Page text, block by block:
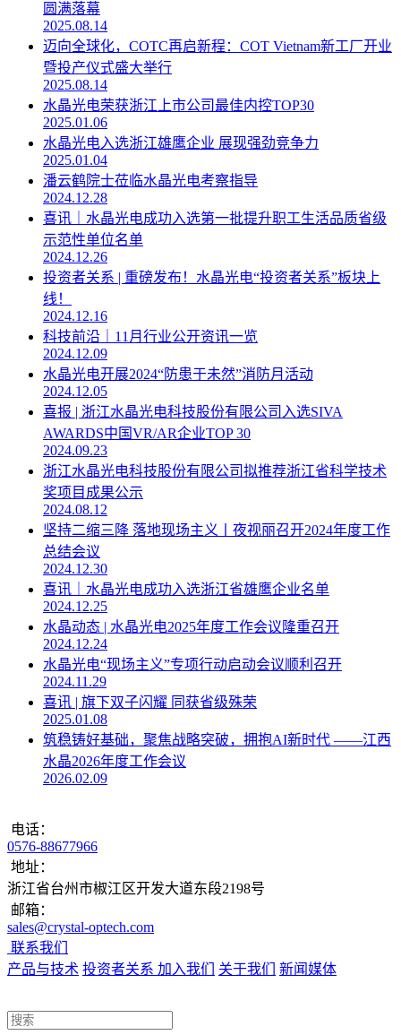
圆满落幕
2025.08.14
迈向全球化，COTC再启新程：COT Vietnam新工厂开业
暨投产仪式盛大举行
2025.08.14
水晶光电荣获浙江上市公司最佳内控TOP30
2025.01.06
水晶光电入选浙江雄鹰企业 展现强劲竞争力
2025.01.04
潘云鹤院士莅临水晶光电考察指导
2024.12.28
喜讯｜水晶光电成功入选第一批提升职工生活品质省级
示范性单位名单
2024.12.26
投资者关系 | 重磅发布！水晶光电“投资者关系”板块上
线！
2024.12.16
科技前沿｜11月行业公开资讯一览
2024.12.09
水晶光电开展2024“防患于未然”消防月活动
2024.12.05
喜报 | 浙江水晶光电科技股份有限公司入选SIVA
AWARDS中国VR/AR企业TOP 30
2024.09.23
浙江水晶光电科技股份有限公司拟推荐浙江省科学技术
奖项目成果公示
2024.08.12
坚持二缩三降 落地现场主义丨夜视丽召开2024年度工作
总结会议
2024.12.30
喜讯｜水晶光电成功入选浙江省雄鹰企业名单
2024.12.25
水晶动态 | 水晶光电2025年度工作会议隆重召开
2024.12.24
水晶光电“现场主义”专项行动启动会议顺利召开
2024.11.29
喜讯 | 旗下双子闪耀 同获省级殊荣
2025.01.08
筑稳铸好基础，聚焦战略突破，拥抱AI新时代 ——江西
水晶2026年度工作会议
2026.02.09
电话：
0576-88677966
地址：
浙江省台州市椒江区开发大道东段2198号
邮箱：
sales@crystal-optech.com
联系我们
产品与技术 投资者关系 加入我们 关于我们 新闻媒体